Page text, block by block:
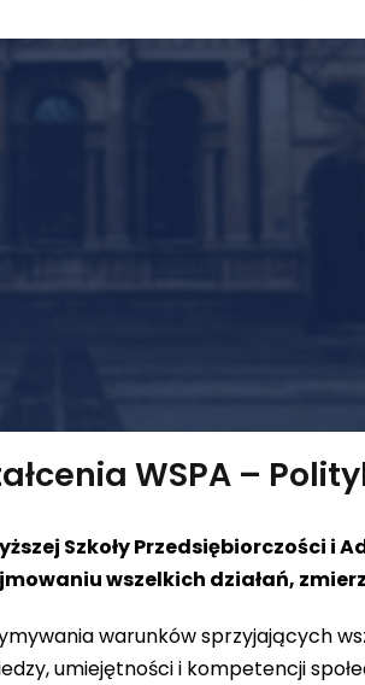
WSPA –
Szkoły Przedsiębiorczości i
wszelkich działań,
warunków sprzyjających
umiejętności i kompetencji